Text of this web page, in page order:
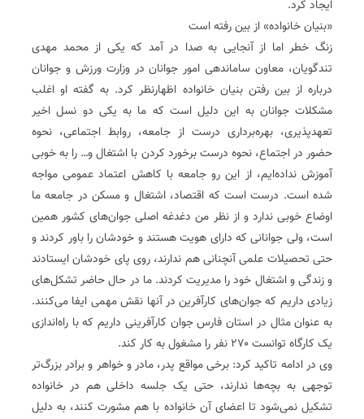
ایجاد کرد.
«بنیان خانواده» از بین رفته است
زنگ خطر اما از آنجایی به صدا در آمد که یکی از محمد مهدی
تندگویان، معاون ساماندهی امور جوانان در وزارت ورزش و جوانان
درباره از بین رفتن بنیان خانواده اظهارنظر کرد. به گفته او اغلب
مشکلات جوانان به این دلیل است که ما به یکی دو نسل اخیر
تعهدپذیری، بهره‌برداری درست از جامعه، روابط اجتماعی، نحوه
حضور در اجتماع، نحوه درست برخورد کردن با اشتغال و… را به خوبی
آموزش نداده‌ایم، از این رو جامعه با کاهش اعتماد عمومی مواجه
شده است. درست است که اقتصاد، اشتغال و مسکن در جامعه ما
اوضاع خوبی ندارد و از نظر من دغدغه اصلی جوان‌های کشور همین
است، ولی جوانانی که دارای هویت هستند و خودشان را باور کردند و
حتی تحصیلات علمی آنچنانی هم ندارند، روی پای خودشان ایستادند
و زندگی و اشتغال خود را مدیریت کردند. ما در حال حاضر تشکل‌های
زیادی داریم که جوان‌های کارآفرین در آنها نقش مهمی ایفا می‌کنند.
به عنوان مثال در استان فارس جوان‌ کارآفرینی داریم که با راه‌اندازی
یک کارگاه توانست ۲۷۰ نفر را مشغول به کار کند.
وی در ادامه تاکید کرد: برخی مواقع پدر، مادر و خواهر و برادر بزرگ‌تر
توجهی به بچه‌ها ندارند، حتی یک جلسه داخلی هم در خانواده
تشکیل نمی‌شود تا اعضای آن خانواده با هم مشورت کنند، به دلیل